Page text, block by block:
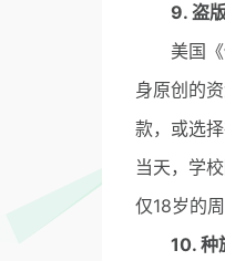
9. 盗
美国《保
身原创的
款，或选
当天，学
仅18岁的
10. 种